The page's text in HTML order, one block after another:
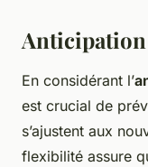
En considérant l’
est crucial de
s’ajustent aux
flexibilité assure